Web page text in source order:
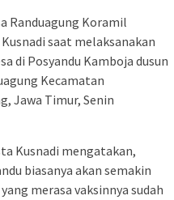
Randuagung Koramil
saat melaksanakan
di Posyandu Kamboja dusun
Kecamatan
Jawa Timur, Senin
Kusnadi mengatakan,
biasanya akan semakin
merasa vaksinnya sudah